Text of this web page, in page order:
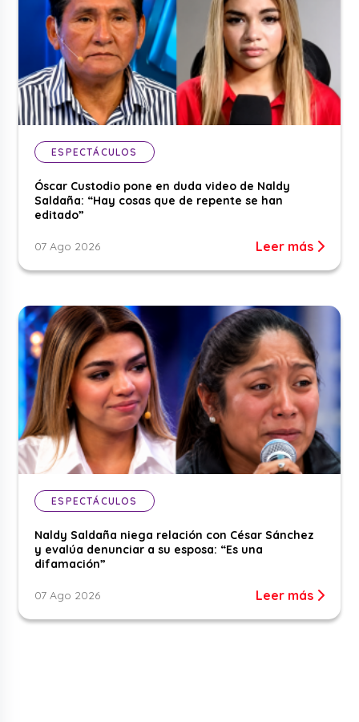
ESPECTÁCULOS
Óscar Custodio pone en duda video de Naldy
Saldaña: “Hay cosas que de repente se han
editado”
07 Ago 2026 Leer más
ESPECTÁCULOS
Naldy Saldaña niega relación con César Sánchez
y evalúa denunciar a su esposa: “Es una
difamación”
07 Ago 2026 Leer más